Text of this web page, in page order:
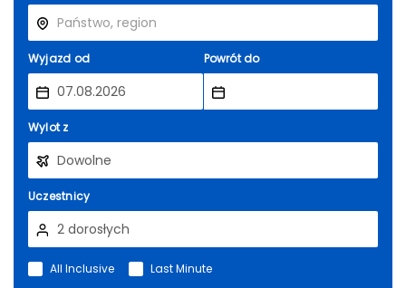
Wyjazd od Powrót do
Wylot z
Uczestnicy
All Inclusive Last Minute